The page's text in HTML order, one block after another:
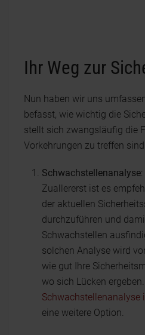
Ihr Weg zur
Nun haben wir uns
befasst, wie wichtig die
stellt sich zwangsläufig die
Vorkehrungen zu treffen sind.
Schwachstellenanalyse:
Zuallererst ist es
der aktuellen
durchzuführen und
Schwachstellen
solchen Analyse wird
wie gut Ihre
wo sich Lücken
Schwachstellenanalyse
eine weitere Option.